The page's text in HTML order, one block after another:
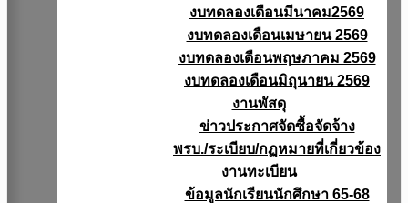
งบทดลองเดือนมีนาคม2569
งบทดลองเดือนเมษายน 2569
งบทดลองเดือนพฤษภาคม 2569
งบทดลองเดือนมิถุนายน 2569
งานพัสดุ
ข่าวประกาศจัดซื้อจัดจ้าง
พรบ./ระเบียบ/กฏหมายที่เกี่ยวข้อง
งานทะเบียน
ข้อมูลนักเรียนนักศึกษา 65-68